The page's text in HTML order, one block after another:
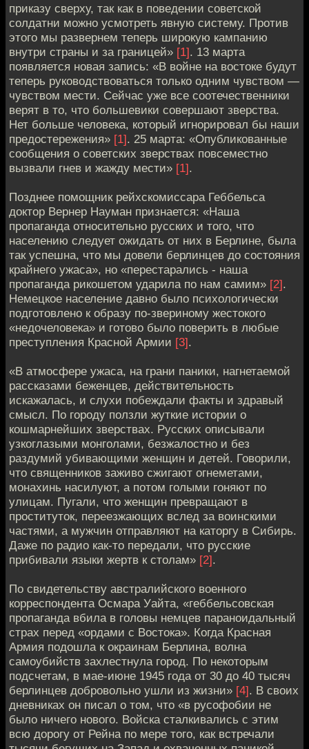
приказу сверху, так как в поведении советской
солдатни можно усмотреть явную систему. Против
этого мы развернем теперь широкую кампанию
внутри страны и за границей» [1]. 13 марта
появляется новая запись: «В войне на востоке будут
теперь руководствоваться только одним чувством —
чувством мести. Сейчас уже все соотечественники
верят в то, что большевики совершают зверства.
Нет больше человека, который игнорировал бы наши
предостережения» [1]. 25 марта: «Опубликованные
сообщения о советских зверствах повсеместно
вызвали гнев и жажду мести» [1].
Позднее помощник рейхскомиссара Геббельса
доктор Вернер Науман признается: «Наша
пропаганда относительно русских и того, что
населению следует ожидать от них в Берлине, была
так успешна, что мы довели берлинцев до состояния
крайнего ужаса», но «перестарались - наша
пропаганда рикошетом ударила по нам самим» [2].
Немецкое население давно было психологически
подготовлено к образу по-звериному жестокого
«недочеловека» и готово было поверить в любые
преступления Красной Армии [3].
«В атмосфере ужаса, на грани паники, нагнетаемой
рассказами беженцев, действительность
искажалась, и слухи побеждали факты и здравый
смысл. По городу ползли жуткие истории о
кошмарнейших зверствах. Русских описывали
узкоглазыми монголами, безжалостно и без
раздумий убивающими женщин и детей. Говорили,
что священников заживо сжигают огнеметами,
монахинь насилуют, а потом голыми гоняют по
улицам. Пугали, что женщин превращают в
проституток, переезжающих вслед за воинскими
частями, а мужчин отправляют на каторгу в Сибирь.
Даже по радио как-то передали, что русские
прибивали языки жертв к столам» [2].
По свидетельству австралийского военного
корреспондента Осмара Уайта, «геббельсовская
пропаганда вбила в головы немцев параноидальный
страх перед «ордами с Востока». Когда Красная
Армия подошла к окраинам Берлина, волна
самоубийств захлестнула город. По некоторым
подсчетам, в мае-июне 1945 года от 30 до 40 тысяч
берлинцев добровольно ушли из жизни» [4]. В своих
дневниках он писал о том, что «в русофобии не
было ничего нового. Войска сталкивались с этим
всю дорогу от Рейна по мере того, как встречали